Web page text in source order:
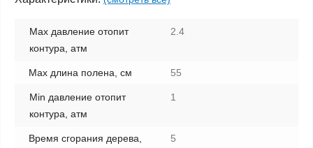
Max давление отопит
контура, атм
2.4
Max длина полена, см 55
Min давление отопит
контура, атм
1
Время сгорания дерева,
5